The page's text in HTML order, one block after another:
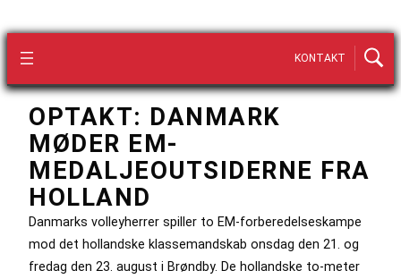
KONTAKT
OPTAKT: DANMARK
MØDER EM-
MEDALJEOUTSIDERNE FRA
HOLLAND
Danmarks volleyherrer spiller to EM-forberedelseskampe
mod det hollandske klassemandskab onsdag den 21. og
fredag den 23. august i Brøndby. De hollandske to-meter